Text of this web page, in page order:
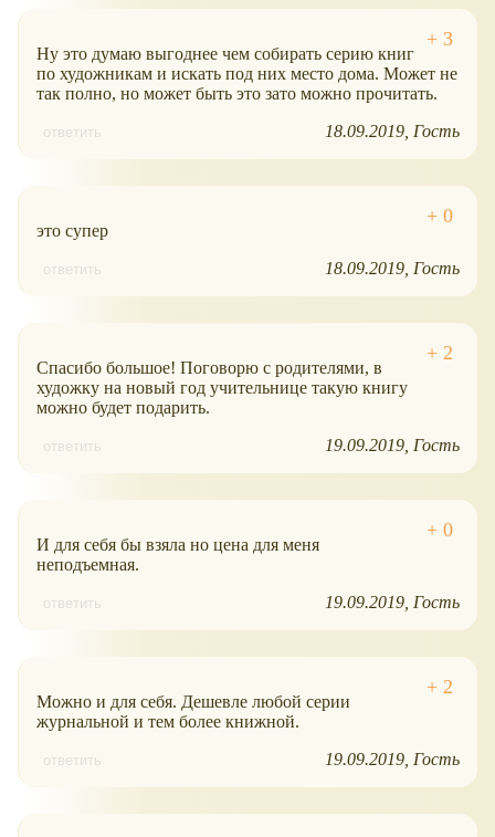
Ну это думаю выгоднее чем собирать серию книг
по художникам и искать под них место дома. Может не
так полно, но может быть это зато можно прочитать.
ответить 18.09.2019 Гость
это супер
ответить 18.09.2019 Гость
Спасибо большое! Поговорю с родителями, в
художку на новый год учительнице такую книгу
можно будет подарить.
ответить 19.09.2019 Гость
И для себя бы взяла но цена для меня
неподъемная.
ответить 19.09.2019 Гость
Можно и для себя. Дешевле любой серии
журнальной и тем более книжной.
ответить 19.09.2019 Гость